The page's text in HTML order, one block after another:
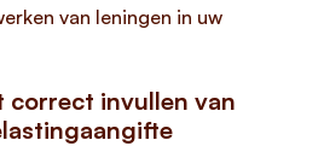
van leningen in uw
correct invullen van